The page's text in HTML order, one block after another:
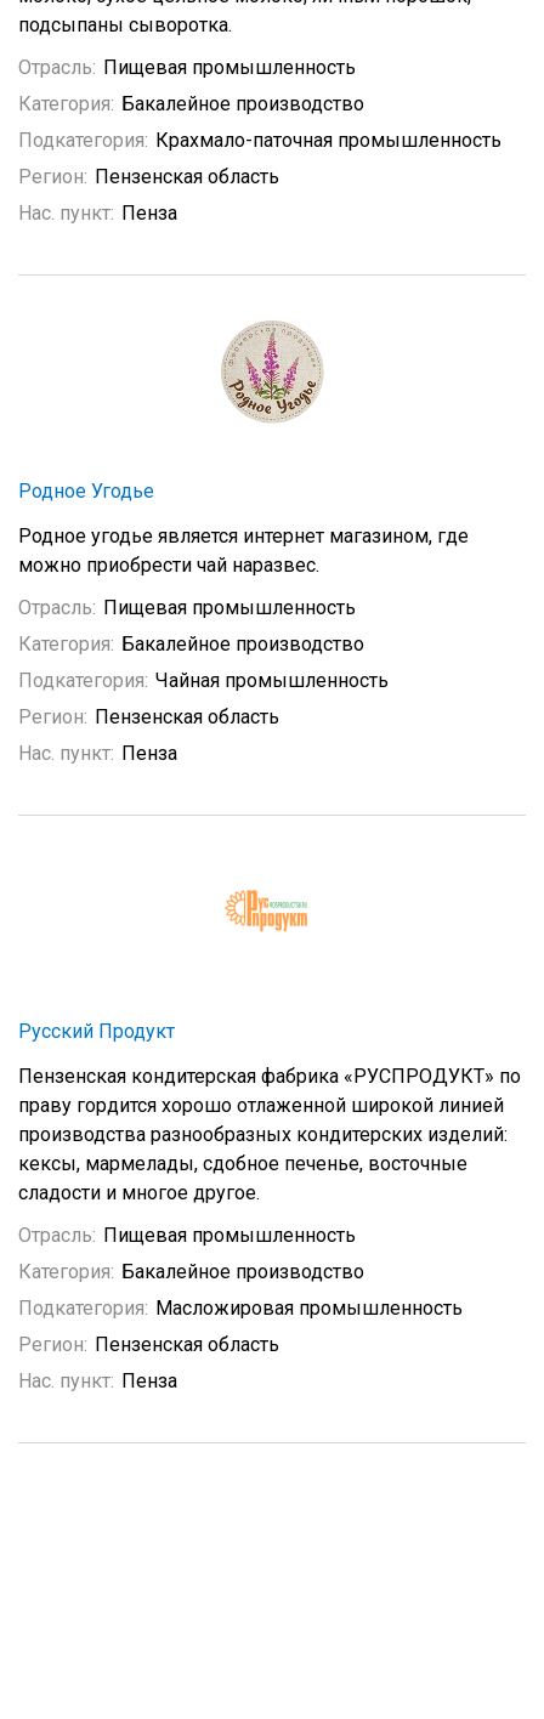
подсыпаны сыворотка.
Отрасль: Пищевая промышленность
Категория: Бакалейное производство
Подкатегория: Крахмало-паточная промышленность
Регион: Пензенская область
Нас. пункт: Пенза
Родное Угодье
Родное угодье является интернет магазином, где
можно приобрести чай наразвес.
Отрасль: Пищевая промышленность
Категория: Бакалейное производство
Подкатегория: Чайная промышленность
Регион: Пензенская область
Нас. пункт: Пенза
Русский Продукт
Пензенская кондитерская фабрика «РУСПРОДУКТ» по
праву гордится хорошо отлаженной широкой линией
производства разнообразных кондитерских изделий:
кексы, мармелады, сдобное печенье, восточные
сладости и многое другое.
Отрасль: Пищевая промышленность
Категория: Бакалейное производство
Подкатегория: Масложировая промышленность
Регион: Пензенская область
Нас. пункт: Пенза